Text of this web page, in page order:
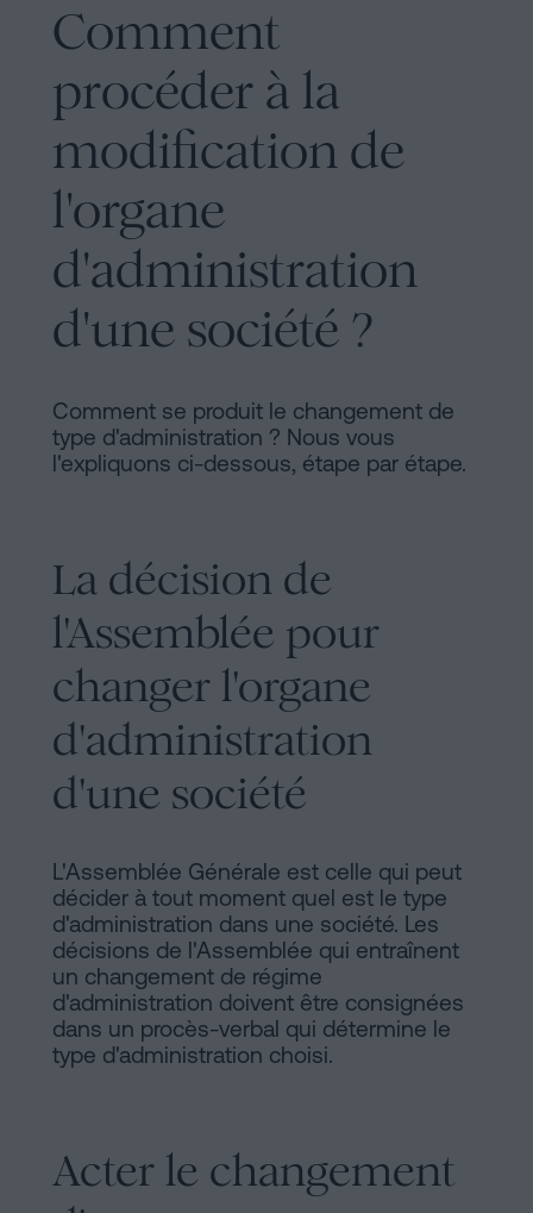
Comment
procéder à la
modification de
l'organe
d'administration
d'une société ?
Comment se produit le changement de
type d'administration ? Nous vous
l'expliquons ci-dessous, étape par étape.
La décision de
l'Assemblée pour
changer l'organe
d'administration
d'une société
L'Assemblée Générale est celle qui peut
décider à tout moment quel est le type
d'administration dans une société. Les
décisions de l'Assemblée qui entraînent
un changement de régime
d'administration doivent être consignées
dans un procès-verbal qui détermine le
type d'administration choisi.
Acter le changement